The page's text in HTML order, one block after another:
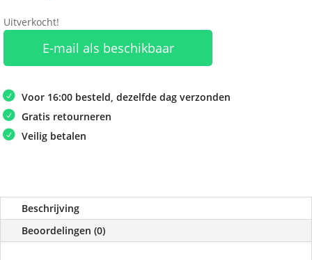
Uitverkocht!
E-mail als beschikbaar
Voor 16:00 besteld, dezelfde dag verzonden
Gratis retourneren
Veilig betalen
Beschrijving
Beoordelingen (0)